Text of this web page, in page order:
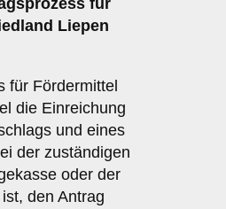
für
Liepen
für Fördermittel
die Einreichung
und eines
der zuständigen
oder der
den Antrag